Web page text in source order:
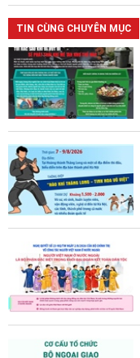
TIN CÙNG CHUYÊN MỤC